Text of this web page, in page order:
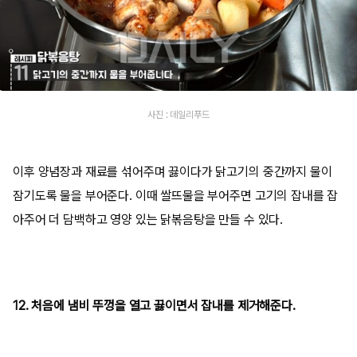
사진 : 데일리푸드
이후 양념장과 재료를 섞어주며 끓이다가 닭고기의 중간까지 물이
잠기도록 물을 부어준다. 이때 쌀뜨물을 부어주면 고기의 잡내를 잡
아주어 더 담백하고 영양 있는 닭볶음탕을 만들 수 있다.
12. 처음에 냄비 뚜껑을 열고 끓이면서 잡내를 제거해준다.